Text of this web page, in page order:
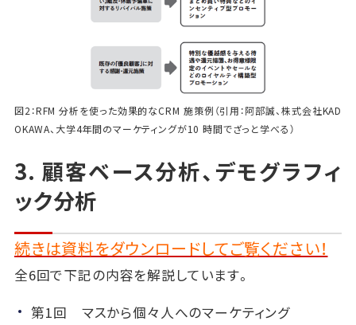
図2：RFM 分析を使った効果的なCRM 施策例（引用：阿部誠、株式会社KAD
OKAWA、大学4年間のマーケティングが10 時間でざっと学べる）
3. 顧客ベース分析、デモグラフィ
ック分析
続きは資料をダウンロードしてご覧ください！
全6回で下記の内容を解説しています。
第1回 マスから個々人へのマーケティング